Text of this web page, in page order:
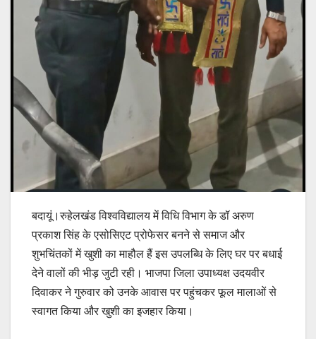
बदायूं।रुहेलखंड विश्वविद्यालय में विधि विभाग के डॉ अरुण
प्रकाश सिंह के एसोसिएट प्रोफेसर बनने से समाज और
शुभचिंतकों में खुशी का माहौल हैं इस उपलब्धि के लिए घर पर बधाई
देने वालों की भीड़ जुटी रही। भाजपा जिला उपाध्यक्ष उदयवीर
दिवाकर ने गुरुवार को उनके आवास पर पहुंचकर फूल मालाओं से
स्वागत किया और खुशी का इजहार किया।